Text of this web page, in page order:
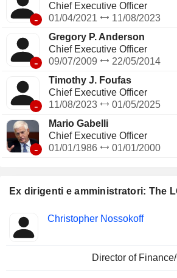
Ex dirigenti e amministratori: The
Insider
Posizioni
ricoperte
Christopher Nossokoff
Director of
-
Chief Executive Officer
01/04/2021
11/08/2023
-
Gregory P. Anderson
Chief Executive Officer
09/07/2009
22/05/2014
-
Timothy J. Foufas
Chief Executive Officer
11/08/2023
01/05/2025
-
Mario Gabelli
Chief Executive Officer
01/01/1986
01/01/2000